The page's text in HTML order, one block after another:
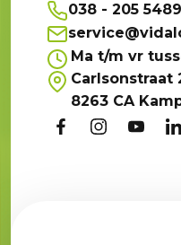
038 - 205 5489
Ma t/m vr
Carlsonstraat
8263 CA